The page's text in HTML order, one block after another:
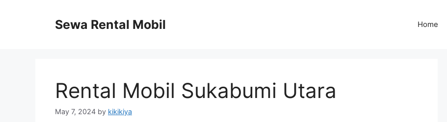
Sewa Rental Mobil Home
Rental Mobil Sukabumi Utara
May 7, 2024 by kikikiya